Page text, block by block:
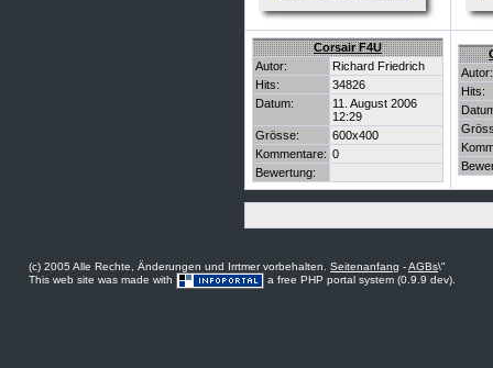
Corsair F4U
Autor:
Richard Friedrich
Hits:
34826
Datum:
11. August 2006
12:29
Grösse:
600x400
Kommentare: 0
Bewertung:
Autor:
Hits:
(c) 2005 Alle Rechte, Änderungen und Irrtmer vorbehalten. Seitenanfang -AGBs\"
This web site was made with
a free PHP portal system (0.9.9 dev).